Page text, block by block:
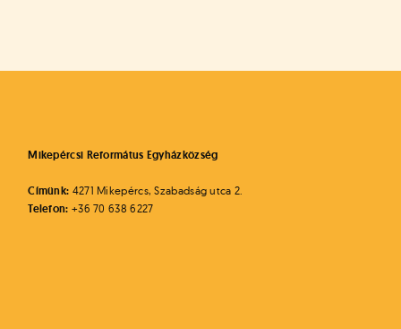
Mikepércsi Református Egyházközség
Címünk: 4271 Mikepércs, Szabadság utca 2.
Telefon: +36 70 638 6227